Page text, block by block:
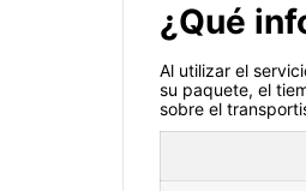
¿Qué
Al utilizar el
su paquete, el
sobre el